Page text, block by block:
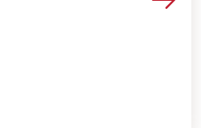
Voir les détails de la